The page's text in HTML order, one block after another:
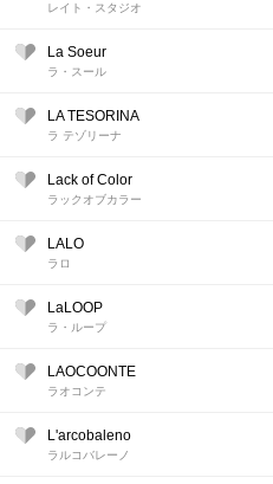
レイト・スタジオ
La Soeur
ラ・スール
LA TESORINA
ラ テゾリーナ
Lack of Color
ラックオブカラー
LALO
ラロ
LaLOOP
ラ・ループ
LAOCOONTE
ラオコンテ
L'arcobaleno
ラルコバレーノ